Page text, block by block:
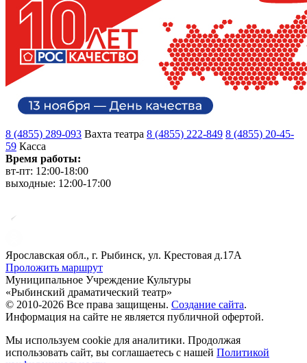
8 (4855) 289-093 Вахта театра 8 (4855) 222-849 8 (4855) 20-45-
59 Касса
Время работы:
вт-пт: 12:00-18:00
выходные: 12:00-17:00
Ярославская обл., г. Рыбинск, ул. Крестовая д.17А
Проложить маршрут
Муниципальное Учреждение Культуры
«Рыбинский драматический театр»
© 2010-2026 Все права защищены. Создание сайта.
Информация на сайте не является публичной офертой.
Мы используем cookie для аналитики. Продолжая
использовать сайт, вы соглашаетесь с нашей Политикой